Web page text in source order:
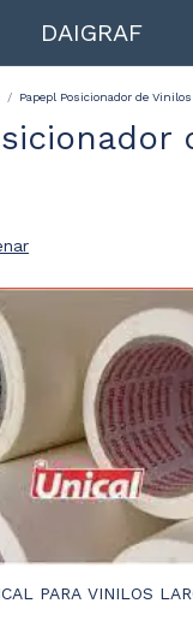
DAIGRAF
/ Papepl Posicionador de Vinilos
PARA VINILOS